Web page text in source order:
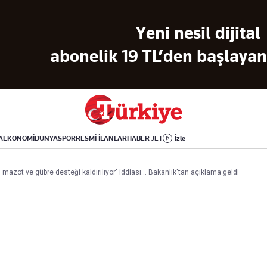
Yeni nesil dijital
abonelik 19 TL’den
EKONOMİDÜNYASPORRESMİ İLANLARHABER JET İzle
İsrail-Gazze
Yemek
Aktüel
Sinema
Kitap
ve gübre desteği kaldırılıyor' iddiası... Bakanlık'tan açıklama geldi